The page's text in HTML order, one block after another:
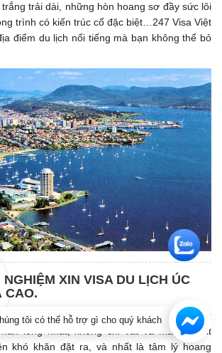
trải dài, những hòn hoang sơ đầy sức lôi
trình có kiến trúc cổ đặc biệt…247 Visa Việt
điểm du lịch nổi tiếng mà bạn không thể bỏ
XIN VISA DU LỊCH ÚC
CAO.
lịch Úc tự túc có lẽ vấn đề xin visa Úc là vấn
lòng nhất, không chỉ vất vả mà còn rất
khó khăn đặt ra, và nhất là tâm lý hoang
tôi có thể hỗ trợ gì cho quý khách